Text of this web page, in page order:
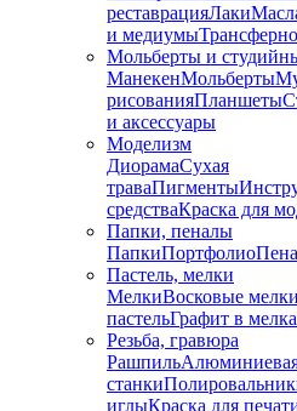
реставрацияЛаки
и медиумы
Мольберты и
МанекенМольберты
рисованияПланшеты
и аксессуары
Моделизм
ДиорамаСухая
траваПигменты
средстваКраска для
Папки, пеналы
ПапкиПортфолио
Пастель, мелки
МелкиВосковые мелки
пастельГрафит в
Резьба, гравюра
Рашпиль
станки
иглыКраска для